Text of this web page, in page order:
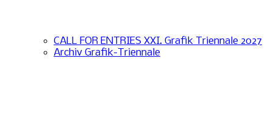
CALL FOR ENTRIES XXI. Grafik Triennale 2027
Archiv Grafik-Triennale